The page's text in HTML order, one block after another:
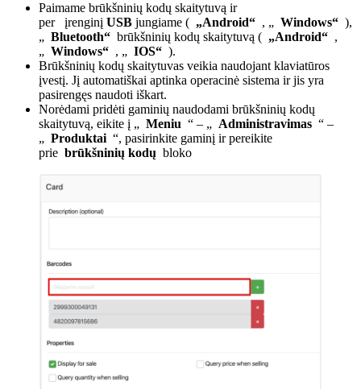
Paimame brūkšninių kodų skaitytuvą ir
per įrenginį USB jungiame ( „Android“ , „ Windows“ ),
„ Bluetooth“ brūkšninių kodų skaitytuvą ( „Android“ ,
„ Windows“ , „ IOS“ ).
Brūkšninių kodų skaitytuvas veikia naudojant klaviatūros
įvestį. Jį automatiškai aptinka operacinė sistema ir jis yra
pasirengęs naudoti iškart.
Norėdami pridėti gaminių naudodami brūkšninių kodų
skaitytuvą, eikite į „ Meniu “ – „ Administravimas “ –
„ Produktai“, pasirinkite gaminį ir pereikite
prie brūkšninių kodų bloko